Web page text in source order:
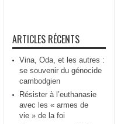
ARTICLES RÉCENTS
Vina, Oda, et les autres :
se souvenir du génocide
cambodgien
Résister à l’euthanasie
avec les « armes de
vie » de la foi